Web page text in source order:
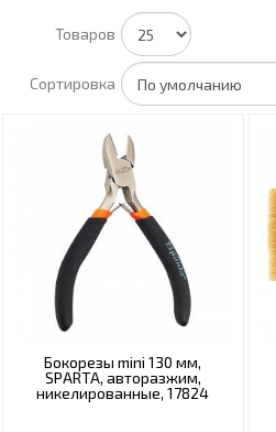
Товаров
Сортировка
Бокорезы mini 130 мм,
SPARTA, авторазжим,
никелированные, 17824